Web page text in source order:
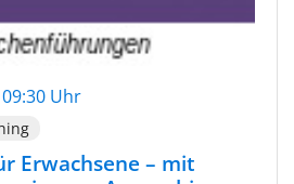
Uhr
Erwachsene – mit